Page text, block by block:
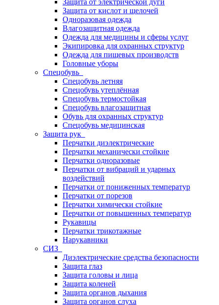
Защита от электрической дуги
Защита от кислот и щелочей
Одноразовая одежда
Влагозащитная одежда
Одежда для медицины и сферы услуг
Экипировка для охранных структур
Одежда для пищевых производств
Головные уборы
Спецобувь
Спецобувь летняя
Спецобувь утеплённая
Спецобувь термостойкая
Спецобувь влагозащитная
Обувь для охранных структур
Спецобувь медицинская
Защита рук
Перчатки диэлектрические
Перчатки механически стойкие
Перчатки одноразовые
Перчатки от вибраций и ударных
воздействий
Перчатки от пониженных температур
Перчатки от порезов
Перчатки химически стойкие
Перчатки от повышенных температур
Рукавицы
Перчатки трикотажные
Нарукавники
СИЗ
Диэлектрические средства безопасности
Защита глаз
Защита головы и лица
Защита коленей
Защита органов дыхания
Защита органов слуха